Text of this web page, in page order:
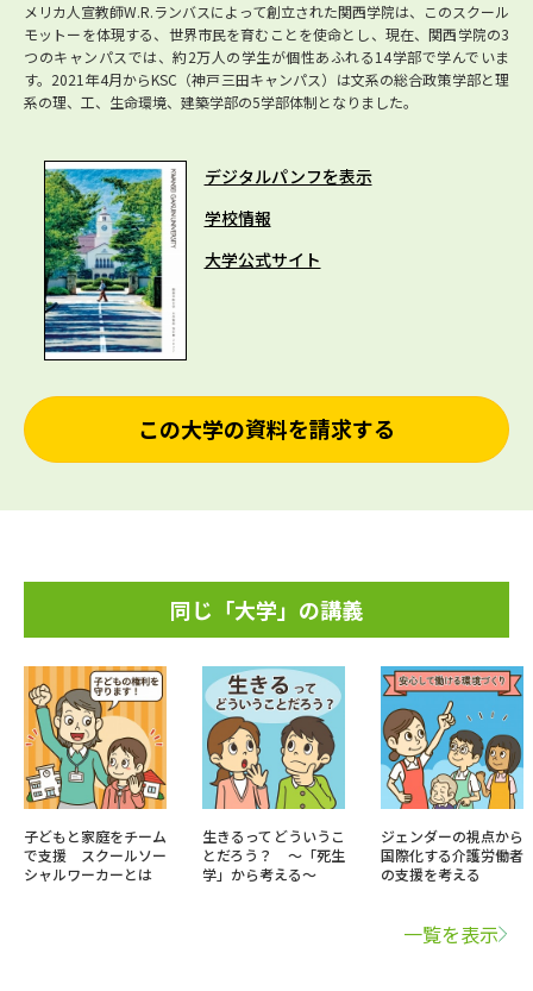
メリカ人宣教師W.R.ランバスによって創立された関西学院は、このスクール
モットーを体現する、世界市民を育むことを使命とし、現在、関西学院の3
つのキャンパスでは、約2万人の学生が個性あふれる14学部で学んでいま
す。2021年4月からKSC（神戸三田キャンパス）は文系の総合政策学部と理
系の理、工、生命環境、建築学部の5学部体制となりました。
デジタルパンフを表示
学校情報
大学公式サイト
この大学の資料を請求する
同じ「大学」の講義
子どもと家庭をチーム
で支援 スクールソー
シャルワーカーとは
生きるってどういうこ
とだろう？ ～「死生
学」から考える～
ジェンダーの視点から
国際化する介護労働者
の支援を考える
一覧を表示